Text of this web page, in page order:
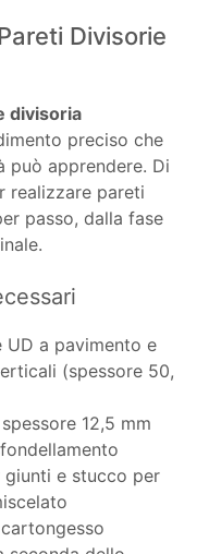
Divisorie
divisoria
preciso che
può apprendere. Di
realizzare pareti
passo, dalla fase
UD a pavimento e
(spessore 50,
12,5 mm
giunti e stucco per